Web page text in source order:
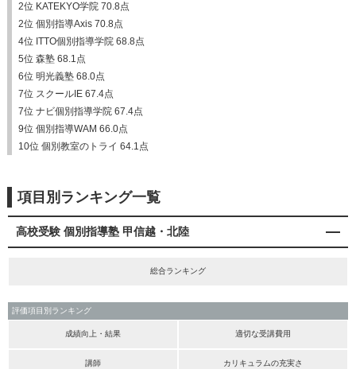
2位 KATEKYO学院 70.8点
2位 個別指導Axis 70.8点
4位 ITTO個別指導学院 68.8点
5位 森塾 68.1点
6位 明光義塾 68.0点
7位 スクールIE 67.4点
7位 ナビ個別指導学院 67.4点
9位 個別指導WAM 66.0点
10位 個別教室のトライ 64.1点
項目別ランキング一覧
高校受験 個別指導塾 甲信越・北陸
総合ランキング
評価項目別ランキング
成績向上・結果 適切な受講費用
講師 カリキュラムの充実さ